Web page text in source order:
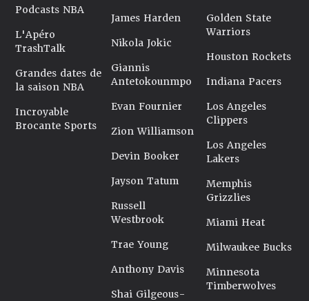
Podcasts NBA
L'Apéro
TrashTalk
Grandes dates de
la saison NBA
Incroyable
Brocante Sports
James Harden
Nikola Jokic
Giannis
Antetokounmpo
Evan Fournier
Zion Williamson
Devin Booker
Jayson Tatum
Russell
Westbrook
Trae Young
Anthony Davis
Shai Gilgeous-
Golden State
Warriors
Houston Rockets
Indiana Pacers
Los Angeles
Clippers
Los Angeles
Lakers
Memphis
Grizzlies
Miami Heat
Milwaukee Bucks
Minnesota
Timberwolves